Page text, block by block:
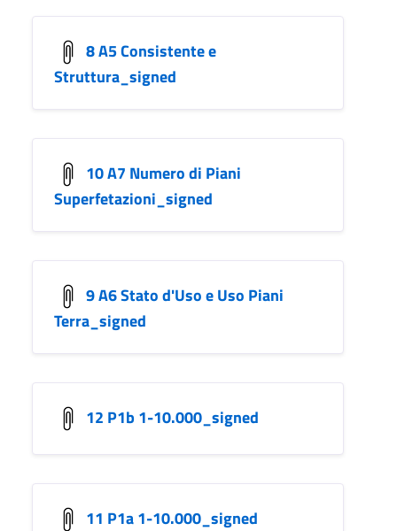
8 A5 Consistente e
Struttura_signed
10 A7 Numero di Piani
Superfetazioni_signed
9 A6 Stato d'Uso e Uso Piani
Terra_signed
12 P1b 1-10.000_signed
11 P1a 1-10.000_signed